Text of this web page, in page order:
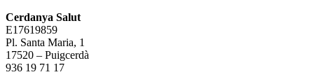
Cerdanya Salut
E17619859
Pl. Santa Maria, 1
17520 – Puigcerdà
936 19 71 17